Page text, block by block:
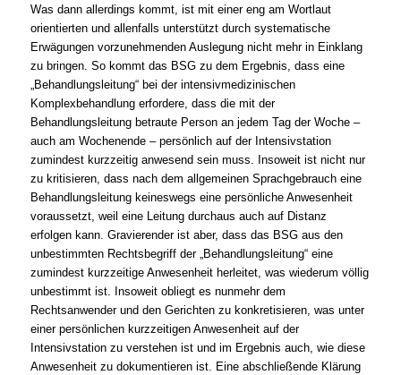
Was dann allerdings kommt, ist mit einer eng am Wortlaut
orientierten und allenfalls unterstützt durch systematische
Erwägungen vorzunehmenden Auslegung nicht mehr in Einklang
zu bringen. So kommt das BSG zu dem Ergebnis, dass eine
„Behandlungsleitung“ bei der intensivmedizinischen
Komplexbehandlung erfordere, dass die mit der
Behandlungsleitung betraute Person an jedem Tag der Woche –
auch am Wochenende – persönlich auf der Intensivstation
zumindest kurzzeitig anwesend sein muss. Insoweit ist nicht nur
zu kritisieren, dass nach dem allgemeinen Sprachgebrauch eine
Behandlungsleitung keineswegs eine persönliche Anwesenheit
voraussetzt, weil eine Leitung durchaus auch auf Distanz
erfolgen kann. Gravierender ist aber, dass das BSG aus den
unbestimmten Rechtsbegriff der „Behandlungsleitung“ eine
zumindest kurzzeitige Anwesenheit herleitet, was wiederum völlig
unbestimmt ist. Insoweit obliegt es nunmehr dem
Rechtsanwender und den Gerichten zu konkretisieren, was unter
einer persönlichen kurzzeitigen Anwesenheit auf der
Intensivstation zu verstehen ist und im Ergebnis auch, wie diese
Anwesenheit zu dokumentieren ist. Eine abschließende Klärung